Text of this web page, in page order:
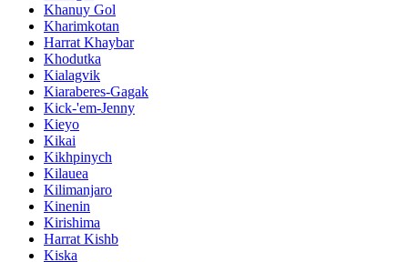
Khanuy Gol
Kharimkotan
Harrat Khaybar
Khodutka
Kialagvik
Kiaraberes-Gagak
Kick-'em-Jenny
Kieyo
Kikai
Kikhpinych
Kilauea
Kilimanjaro
Kinenin
Kirishima
Harrat Kishb
Kiska